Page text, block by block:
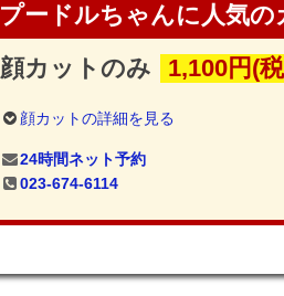
プードルちゃんに人気の
顔カットのみ
1,100円(
顔カットの詳細を見る
24時間ネット予約
023-674-6114